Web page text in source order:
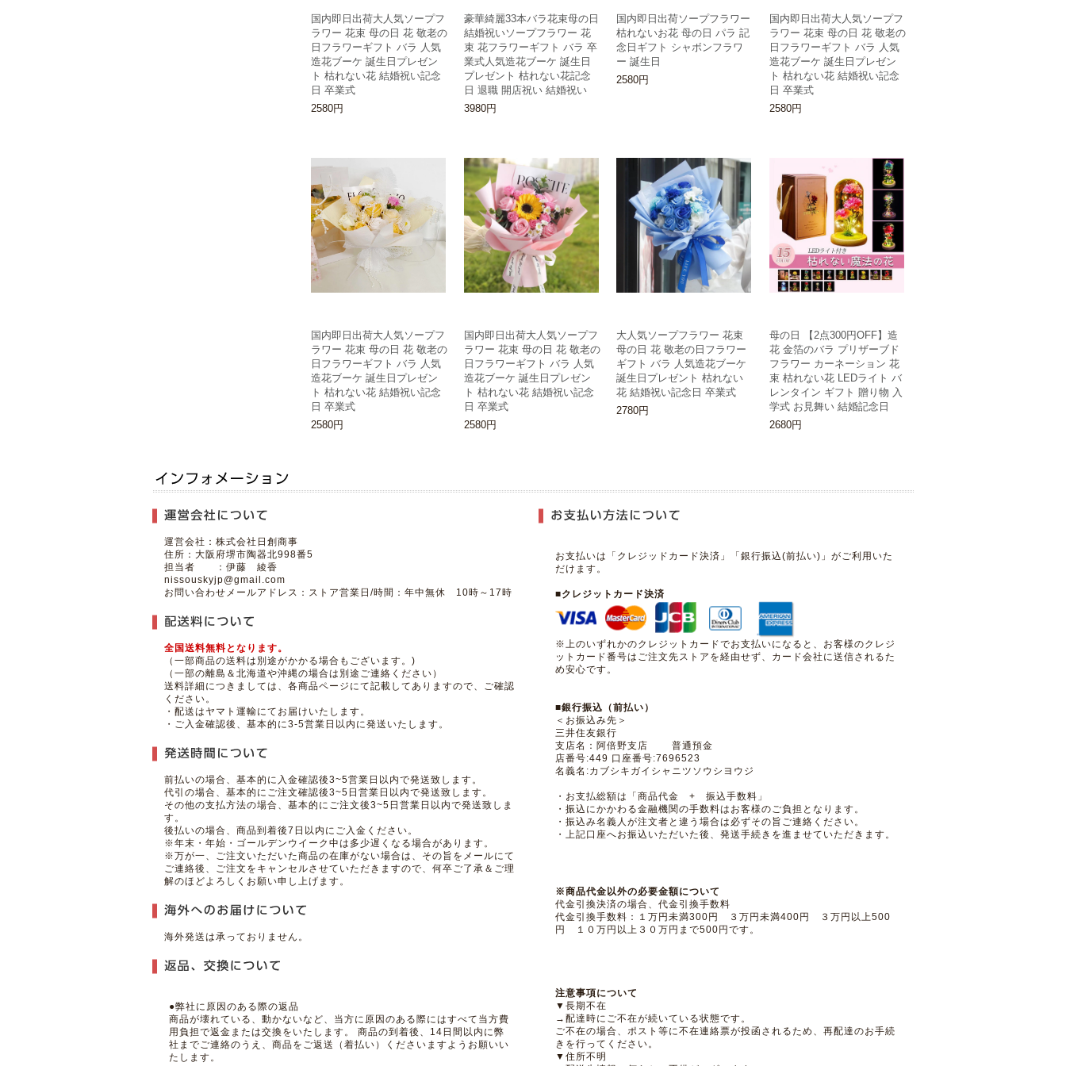
国内即日出荷大人気ソープフ
ラワー 花束 母の日 花 敬老の
日フラワーギフト バラ 人気
造花ブーケ 誕生日プレゼン
ト 枯れない花 結婚祝い記念
日 卒業式
2580円
豪華綺麗33本バラ花束母の日
結婚祝いソープフラワー 花
束 花フラワーギフト バラ 卒
業式人気造花ブーケ 誕生日
プレゼント 枯れない花記念
日 退職 開店祝い 結婚祝い
3980円
国内即日出荷ソープフラワー
枯れないお花 母の日 パラ 記
念日ギフト シャボンフラワ
ー 誕生日
2580円
国内即日出荷大人気ソープフ
ラワー 花束 母の日 花 敬老の
日フラワーギフト バラ 人気
造花ブーケ 誕生日プレゼン
ト 枯れない花 結婚祝い記念
日 卒業式
2580円
国内即日出荷大人気ソープフ
ラワー 花束 母の日 花 敬老の
日フラワーギフト バラ 人気
造花ブーケ 誕生日プレゼン
ト 枯れない花 結婚祝い記念
日 卒業式
2580円
国内即日出荷大人気ソープフ
ラワー 花束 母の日 花 敬老の
日フラワーギフト バラ 人気
造花ブーケ 誕生日プレゼン
ト 枯れない花 結婚祝い記念
日 卒業式
2580円
大人気ソープフラワー 花束
母の日 花 敬老の日フラワー
ギフト バラ 人気造花ブーケ
誕生日プレゼント 枯れない
花 結婚祝い記念日 卒業式
2780円
母の日 【2点300円OFF】造
花 金箔のバラ プリザーブド
フラワー カーネーション 花
束 枯れない花 LEDライト バ
レンタイン ギフト 贈り物 入
学式 お見舞い 結婚記念日
2680円
運営会社：株式会社日創商事
住所：大阪府堺市陶器北998番5
担当者 ：伊藤 綾香
nissouskyjp@gmail.com
お問い合わせメールアドレス：ストア営業日/時間：年中無休 10時～17時
全国送料無料となります。
（一部商品の送料は別途がかかる場合もございます。)
（一部の離島＆北海道や沖縄の場合は別途ご連絡ください）
送料詳細につきましては、各商品ページにて記載してありますので、ご確認
ください。
・配送はヤマト運輸にてお届けいたします。
・ご入金確認後、基本的に3-5営業日以内に発送いたします。
前払いの場合、基本的に入金確認後3~5営業日以内で発送致します。
代引の場合、基本的にご注文確認後3~5日営業日以内で発送致します。
その他の支払方法の場合、基本的にご注文後3~5日営業日以内で発送致しま
す。
後払いの場合、商品到着後7日以内にご入金ください。
※年末・年始・ゴールデンウイーク中は多少遅くなる場合があります。
※万が一、ご注文いただいた商品の在庫がない場合は、その旨をメールにて
ご連絡後、ご注文をキャンセルさせていただきますので、何卒ご了承＆ご理
解のほどよろしくお願い申し上げます。
海外発送は承っておりません。
●弊社に原因のある際の返品
商品が壊れている、動かないなど、当方に原因のある際にはすべて当方費
用負担で返金または交換をいたします。 商品の到着後、14日間以内に弊
社までご連絡のうえ、商品をご返送（着払い）くださいますようお願いい
たします。
お支払いは「クレジッドカード決済」「銀行振込(前払い)」がご利用いた
だけます。
■クレジットカード決済
※上のいずれかのクレジットカードでお支払いになると、お客様のクレジ
ットカード番号はご注文先ストアを経由せず、カード会社に送信されるた
め安心です。
■銀行振込（前払い）
＜お振込み先＞
三井住友銀行
支店名：阿倍野支店 普通預金
店番号:449 口座番号:7696523
名義名:カブシキガイシャニツソウシヨウジ
・お支払総額は「商品代金 + 振込手数料」
・振込にかかわる金融機関の手数料はお客様のご負担となります。
・振込み名義人が注文者と違う場合は必ずその旨ご連絡ください。
・上記口座へお振込いただいた後、発送手続きを進ませていただきます。
※商品代金以外の必要金額について
代金引換決済の場合、代金引換手数料
代金引換手数料：１万円未満300円 ３万円未満400円 ３万円以上500
円 １０万円以上３０万円まで500円です。
注意事項について
▼長期不在
→配達時にご不在が続いている状態です。
ご不在の場合、ポスト等に不在連絡票が投函されるため、再配達のお手続
きを行ってください。
▼住所不明